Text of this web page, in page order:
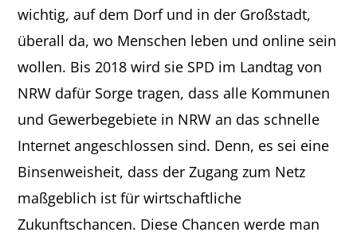
wichtig, auf dem Dorf und in der Großstadt,
überall da, wo Menschen leben und online sein
wollen. Bis 2018 wird sie SPD im Landtag von
NRW dafür Sorge tragen, dass alle Kommunen
und Gewerbegebiete in NRW an das schnelle
Internet angeschlossen sind. Denn, es sei eine
Binsenweisheit, dass der Zugang zum Netz
maßgeblich ist für wirtschaftliche
Zukunftschancen. Diese Chancen werde man